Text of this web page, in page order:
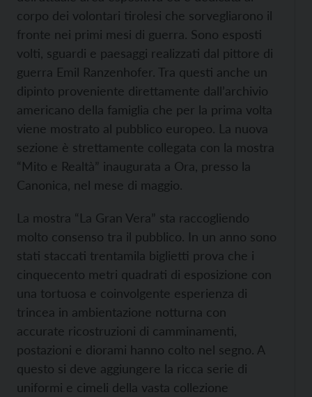
corpo dei volontari tirolesi che sorvegliarono il
fronte nei primi mesi di guerra. Sono esposti
volti, sguardi e paesaggi realizzati dal pittore di
guerra Emil Ranzenhofer. Tra questi anche un
dipinto proveniente direttamente dall’archivio
americano della famiglia che per la prima volta
viene mostrato al pubblico europeo. La nuova
sezione è strettamente collegata con la mostra
“Mito e Realtà” inaugurata a Ora, presso la
Canonica, nel mese di maggio.
La mostra “La Gran Vera” sta raccogliendo
molto consenso tra il pubblico. In un anno sono
stati staccati trentamila biglietti prova che i
cinquecento metri quadrati di esposizione con
una tortuosa e coinvolgente esperienza di
trincea in ambientazione notturna con
accurate ricostruzioni di camminamenti,
postazioni e diorami hanno colto nel segno. A
questo si deve aggiungere la ricca serie di
uniformi e cimeli della vasta collezione